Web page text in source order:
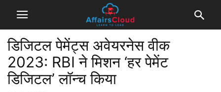
डिजिटल पेमेंट्स अवेयरनेस वीक
2023: RBI ने मिशन ‘हर पेमेंट
डिजिटल’ लॉन्च किया